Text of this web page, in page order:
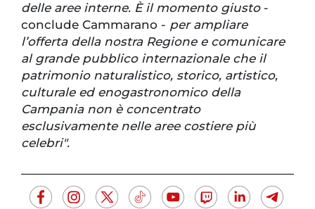
delle aree interne. È il momento giusto -
conclude Cammarano - per ampliare
l’offerta della nostra Regione e comunicare
al grande pubblico internazionale che il
patrimonio naturalistico, storico, artistico,
culturale ed enogastronomico della
Campania non è concentrato
esclusivamente nelle aree costiere più
celebri".